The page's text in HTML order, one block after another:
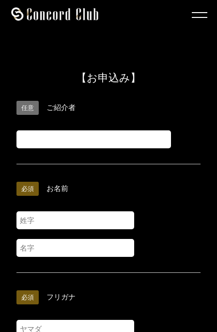
【お申込み】
ご紹介者
任意
お名前
必須
フリガナ
必須